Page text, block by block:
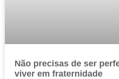
Não precisas de ser
viver em fraternidade